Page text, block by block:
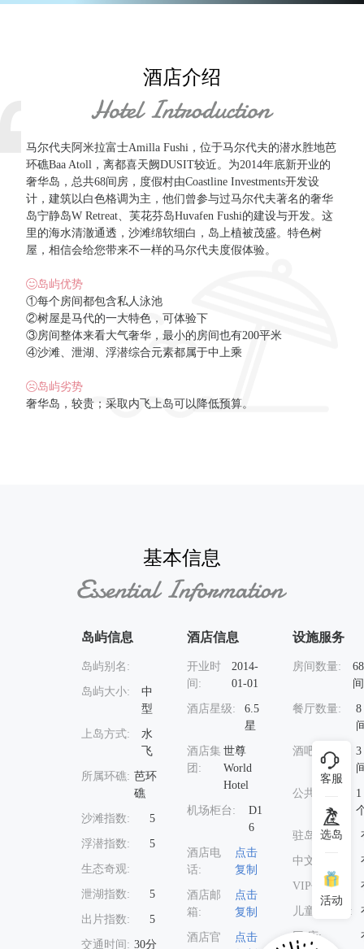
酒店介绍
马尔代夫阿米拉富士Amilla Fushi，位于马尔代夫的潜水胜地芭
环礁Baa Atoll，离都喜天阙DUSIT较近。为2014年底新开业的
奢华岛，总共68间房，度假村由Coastline Investments开发设
计，建筑以白色格调为主，他们曾参与过马尔代夫著名的奢华
岛宁静岛W Retreat、芙花芬岛Huvafen Fushi的建设与开发。这
里的海水清澈通透，沙滩绵软细白，岛上植被茂盛。特色树
屋，相信会给您带来不一样的马尔代夫度假体验。
岛屿优势
①每个房间都包含私人泳池
②树屋是马代的一大特色，可体验下
③房间整体来看大气奢华，最小的房间也有200平米
④沙滩、泄湖、浮潜综合元素都属于中上乘
岛屿劣势
奢华岛，较贵；采取内飞上岛可以降低预算。
基本信息
岛屿信息
岛屿别名:
岛屿大小:
中
型
上岛方式:
水
飞
所属环礁: 芭环
礁
沙滩指数: 5
浮潜指数: 5
生态奇观:
泄湖指数: 5
出片指数: 5
交通时间: 30分
酒店信息
开业时
间:
2014-
01-01
酒店星级:
6.5
星
酒店集
团:
世尊
World
Hotel
机场柜台:
D1
6
酒店电
话:
点击
复制
酒店邮
箱:
点击
复制
酒店官
点击
设施服务
房间数量:
68
间
餐厅数量:
8
酒吧数量:
3
公共泳池:
1
驻岛婚拍:
中文服务:
VIP休息室:
儿童俱乐部:
网 床:
客服
选岛
活动